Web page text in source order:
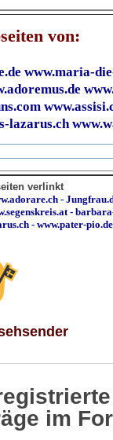
von:
www.maria-
lazarus.ch
verlinkt
-
-
- www.pater-pio.de
im